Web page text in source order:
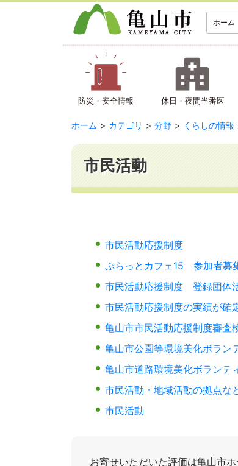
ホーム
防災・安全情報 休日・夜間当番医
ホーム カテゴリ 分野 くらしの情報
市民活動
市民活動応援制度
ぷらっとカフェ15 参加者募
市民活動応援制度 登録団体
市民活動応援制度の実績が確
亀山市市民活動応援制度審査
亀山市公園等環境美化ボラン
亀山市道路環境美化ボランテ
市民活動・地域活動の拠点な
市民活動